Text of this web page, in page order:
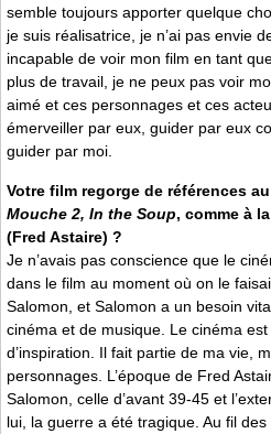
semble toujours apporter quelque
je suis réalisatrice, je n’ai pas envie
incapable de voir mon film en tant
plus de travail, je ne peux pas voir
aimé et ces personnages et ces
émerveiller par eux, guider par eux
guider par moi.
Votre film regorge de références
Mouche 2, In the Soup, comme à
(Fred Astaire) ?
Je n’avais pas conscience que le
dans le film au moment où on le
Salomon, et Salomon a un besoin
cinéma et de musique. Le cinéma
d’inspiration. Il fait partie de ma vie,
personnages. L’époque de Fred
Salomon, celle d’avant 39-45 et
lui, la guerre a été tragique. Au fil